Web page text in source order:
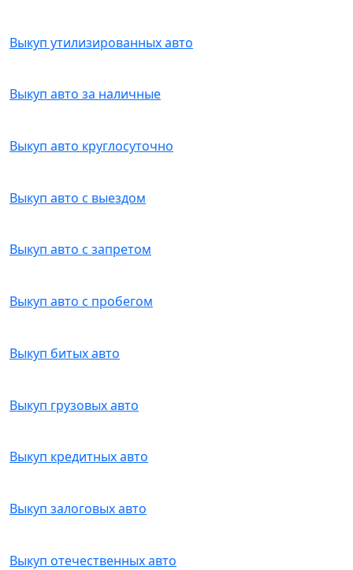
Выкуп утилизированных авто
Выкуп авто за наличные
Выкуп авто круглосуточно
Выкуп авто с выездом
Выкуп авто с запретом
Выкуп авто с пробегом
Выкуп битых авто
Выкуп грузовых авто
Выкуп кредитных авто
Выкуп залоговых авто
Выкуп отечественных авто